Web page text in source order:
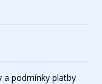
a podmínky platby